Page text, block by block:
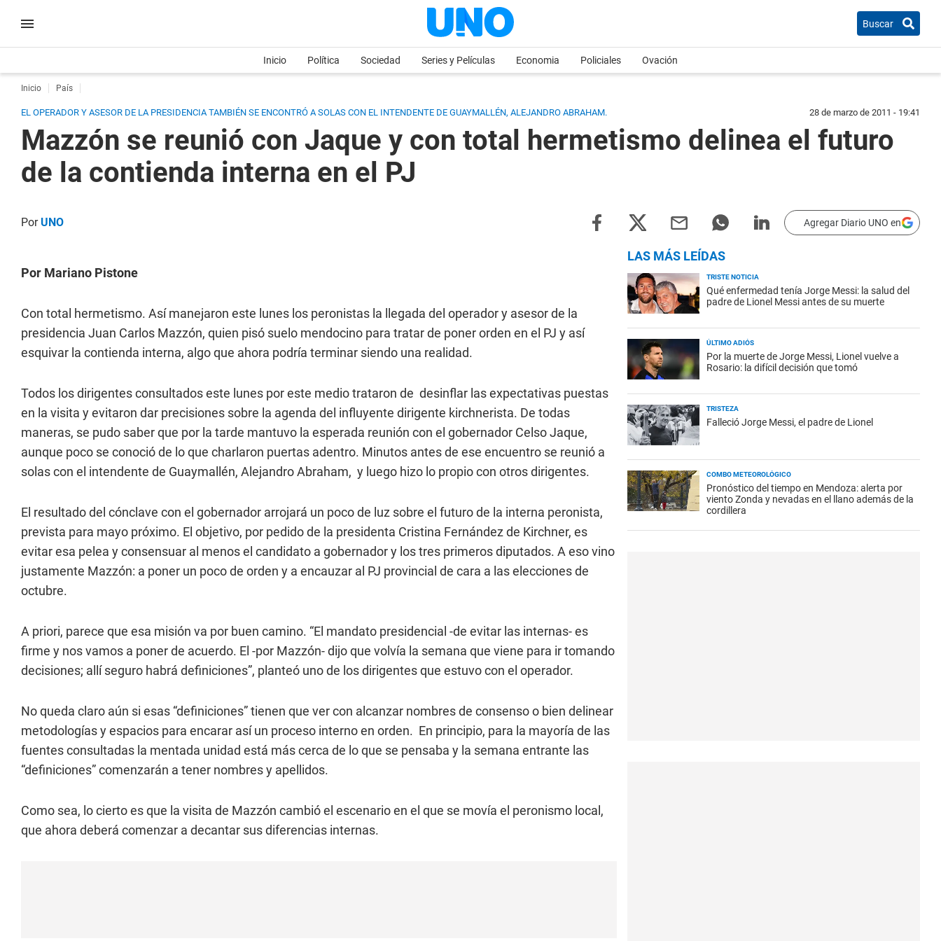
Buscar
Inicio Política Sociedad Series y Películas Economia Policiales Ovación
Inicio País
EL OPERADOR Y ASESOR DE LA PRESIDENCIA TAMBIÉN SE ENCONTRÓ A SOLAS CON EL INTENDENTE DE GUAYMALLÉN, ALEJANDRO ABRAHAM. 28 de marzo de 2011 - 19:41
Mazzón se reunió con Jaque y con total hermetismo delinea el futuro
de la contienda interna en el PJ
PorUNO Agregar Diario UNO en
Por Mariano Pistone
Con total hermetismo. Así manejaron este lunes los peronistas la llegada del operador y asesor de la
presidencia Juan Carlos Mazzón, quien pisó suelo mendocino para tratar de poner orden en el PJ y así
esquivar la contienda interna, algo que ahora podría terminar siendo una realidad.
Todos los dirigentes consultados este lunes por este medio trataron de desinflar las expectativas puestas
en la visita y evitaron dar precisiones sobre la agenda del influyente dirigente kirchnerista. De todas
maneras, se pudo saber que por la tarde mantuvo la esperada reunión con el gobernador Celso Jaque,
aunque poco se conoció de lo que charlaron puertas adentro. Minutos antes de ese encuentro se reunió a
solas con el intendente de Guaymallén, Alejandro Abraham, y luego hizo lo propio con otros dirigentes.
El resultado del cónclave con el gobernador arrojará un poco de luz sobre el futuro de la interna peronista,
prevista para mayo próximo. El objetivo, por pedido de la presidenta Cristina Fernández de Kirchner, es
evitar esa pelea y consensuar al menos el candidato a gobernador y los tres primeros diputados. A eso vino
justamente Mazzón: a poner un poco de orden y a encauzar al PJ provincial de cara a las elecciones de
octubre.
A priori, parece que esa misión va por buen camino. “El mandato presidencial -de evitar las internas- es
firme y nos vamos a poner de acuerdo. El -por Mazzón- dijo que volvía la semana que viene para ir tomando
decisiones; allí seguro habrá definiciones”, planteó uno de los dirigentes que estuvo con el operador.
No queda claro aún si esas “definiciones” tienen que ver con alcanzar nombres de consenso o bien delinear
metodologías y espacios para encarar así un proceso interno en orden. En principio, para la mayoría de las
fuentes consultadas la mentada unidad está más cerca de lo que se pensaba y la semana entrante las
“definiciones” comenzarán a tener nombres y apellidos.
Como sea, lo cierto es que la visita de Mazzón cambió el escenario en el que se movía el peronismo local,
que ahora deberá comenzar a decantar sus diferencias internas.
LAS MÁS LEÍDAS
TRISTE NOTICIA
Qué enfermedad tenía Jorge Messi: la salud del
padre de Lionel Messi antes de su muerte
ÚLTIMO ADIÓS
Por la muerte de Jorge Messi, Lionel vuelve a
Rosario: la difícil decisión que tomó
TRISTEZA
Falleció Jorge Messi, el padre de Lionel
COMBO METEOROLÓGICO
Pronóstico del tiempo en Mendoza: alerta por
viento Zonda y nevadas en el llano además de la
cordillera